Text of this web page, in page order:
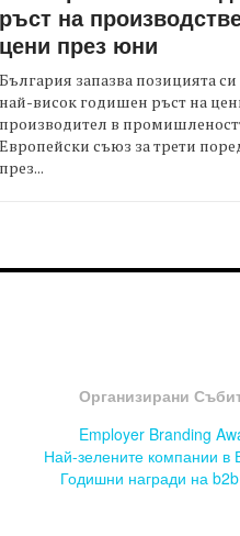
ръст на
цени през юни
България запазва позицията си
най-висок годишен ръст на
производител в
Европейски съюз за трети
през...
Организирани
Employer Branding
Най-зелените компании в
Годишни награди на